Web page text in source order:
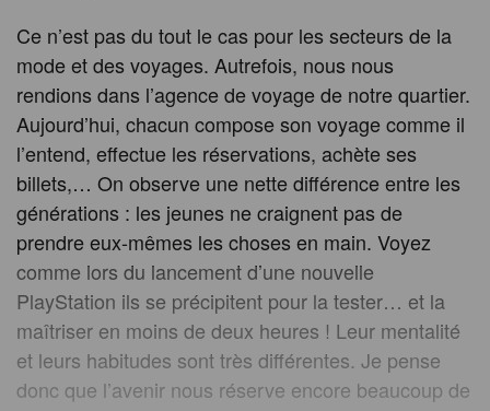
Ce n’est pas du tout le cas pour les secteurs de la
mode et des voyages. Autrefois, nous nous
rendions dans l’agence de voyage de notre quartier.
Aujourd’hui, chacun compose son voyage comme il
l’entend, effectue les réservations, achète ses
billets,… On observe une nette différence entre les
générations : les jeunes ne craignent pas de
prendre eux-mêmes les choses en main. Voyez
comme lors du lancement d’une nouvelle
PlayStation ils se précipitent pour la tester… et la
maîtriser en moins de deux heures ! Leur mentalité
et leurs habitudes sont très différentes. Je pense
donc que l’avenir nous réserve encore beaucoup de